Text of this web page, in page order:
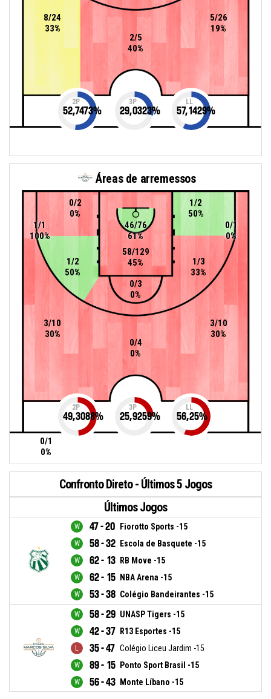
5/26
19%
8/24
33%
2/5
40%
2P
52,7473%
3P
29,0323%
LL
57,1429%
Áreas de arremessos
58/129
45%
3/10
30%
46/76
61%
0/3
0%
1/2
50%
0/1
0%
3/10
30%
1/2
50%
0/4
0%
1/1
100%
0/2
0%
0/1
0%
1/3
33%
2P
49,3088%
3P
25,9259%
LL
56,25%
Confronto Direto - Últimos 5 Jogos
Últimos Jogos
47 - 20 Fiorotto Sports -15
58 - 32 Escola de Basquete -15
62 - 13 RB Move -15
62 - 15 NBA Arena -15
53 - 38 Colégio Bandeirantes -15
58 - 29 UNASP Tigers -15
42 - 37 R13 Esportes -15
35 - 47 Colégio Liceu Jardim -15
89 - 15 Ponto Sport Brasil -15
56 - 43 Monte Líbano -15